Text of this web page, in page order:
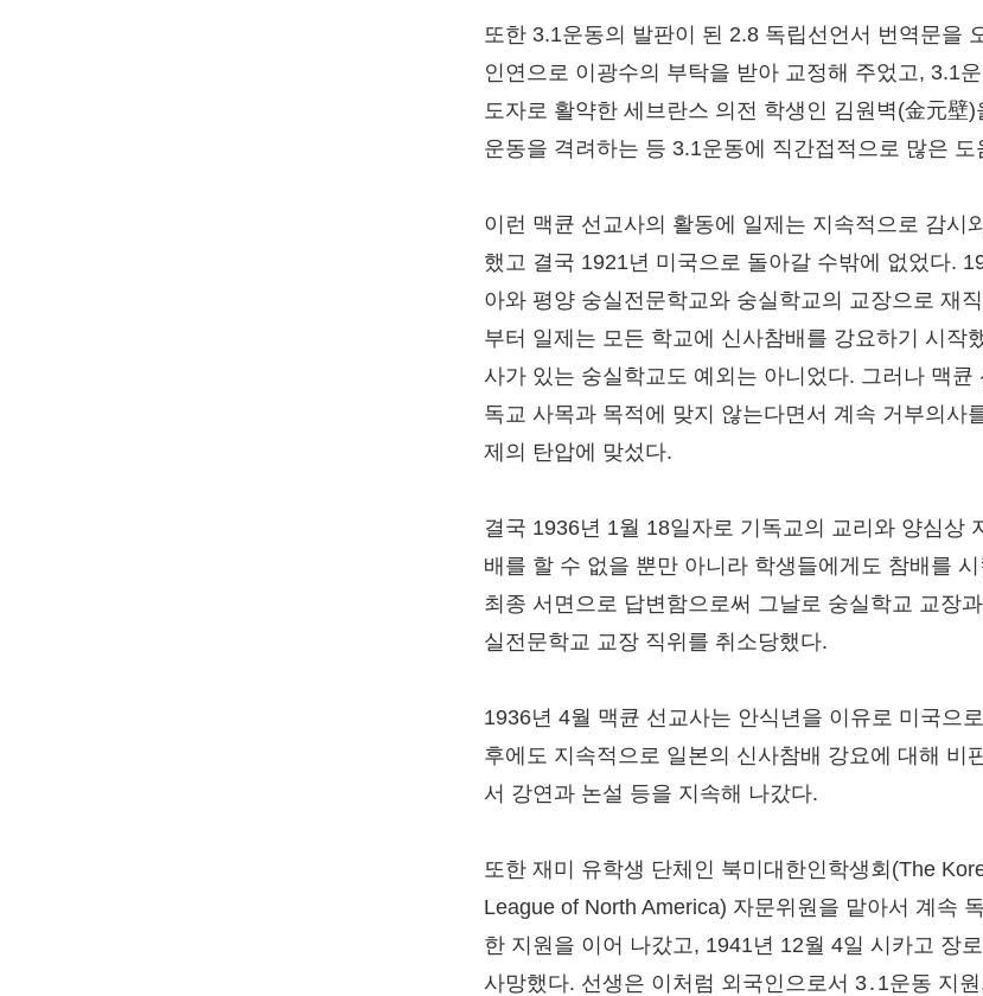
또한 3.1운동의 발판이 된 2.8 독립선언서 번역문을
인연으로 이광수의 부탁을 받아 교정해 주었고, 3.1
도자로 활약한 세브란스 의전 학생인 김원벽(金元壁)
운동을 격려하는 등 3.1운동에 직간접적으로 많은 도
이런 맥큔 선교사의 활동에 일제는 지속적으로 감시
했고 결국 1921년 미국으로 돌아갈 수밖에 없었다.
아와 평양 숭실전문학교와 숭실학교의 교장으로 재
부터 일제는 모든 학교에 신사참배를 강요하기 시작
사가 있는 숭실학교도 예외는 아니었다. 그러나 맥큔
독교 사목과 목적에 맞지 않는다면서 계속 거부의사
제의 탄압에 맞섰다.
결국 1936년 1월 18일자로 기독교의 교리와 양심상
배를 할 수 없을 뿐만 아니라 학생들에게도 참배를
최종 서면으로 답변함으로써 그날로 숭실학교 교장
실전문학교 교장 직위를 취소당했다.
1936년 4월 맥큔 선교사는 안식년을 이유로 미국으
후에도 지속적으로 일본의 신사참배 강요에 대해 비
서 강연과 논설 등을 지속해 나갔다.
또한 재미 유학생 단체인 북미대한인학생회(The
League of North America) 자문위원을 맡아서 계속
한 지원을 이어 나갔고, 1941년 12월 4일 시카고 장
사망했다. 선생은 이처럼 외국인으로서 3․1운동 지